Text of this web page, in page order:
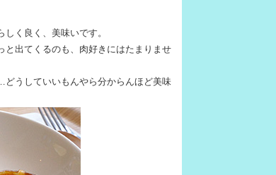
く良く、美味いです。
と出てくるのも、肉好きにはたまりませ
うしていいもんやら分からんほど美味